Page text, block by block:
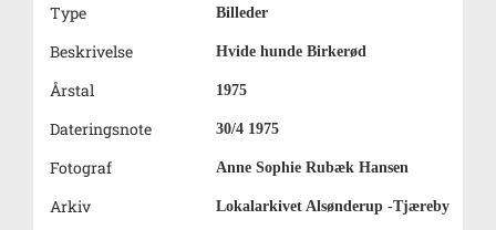
Type Billeder
Beskrivelse Hvide hunde Birkerød
Årstal 1975
Dateringsnote 30/4 1975
Fotograf Anne Sophie Rubæk Hansen
Arkiv Lokalarkivet Alsønderup -Tjæreby